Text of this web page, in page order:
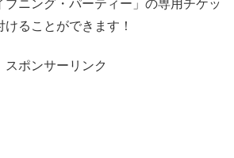
ブニング・パーティー」の専用チケッ
けることができます！
スポンサーリンク